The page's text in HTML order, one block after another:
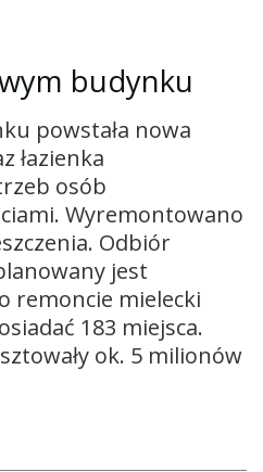
budynku
powstała nowa
łazienka
osób
Wyremontowano
Odbiór
jest
remoncie mielecki
183 miejsca.
ok. 5 milionów